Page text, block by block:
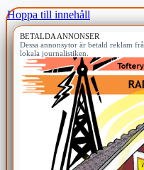
Hoppa till innehåll
BETALDA ANNONSER
Dessa annonsytor är betald reklam
lokala journalistiken.